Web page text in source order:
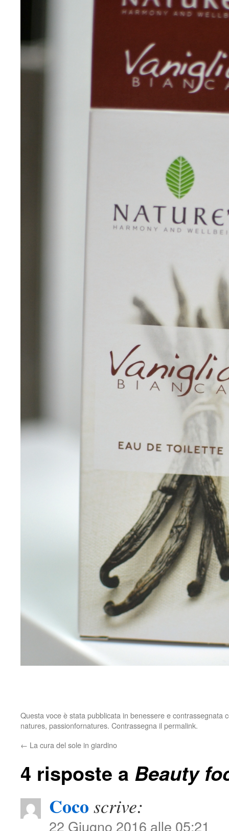
Questa voce è stata pubblicata in benesseree contrassegnata
natures, passionfornatures. Contrassegna il permalink.
← La cura del sole in giardino
4 risposte a Beauty
Coco scrive:
22 Giugno 2016 alle 05:21